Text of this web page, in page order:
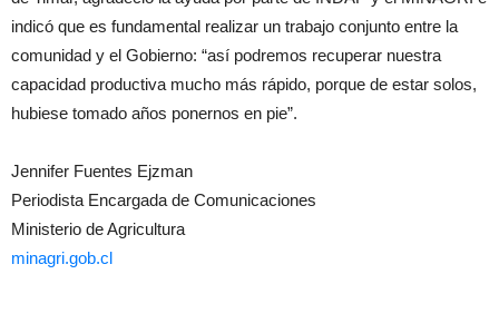
indicó que es fundamental realizar un trabajo conjunto entre la
comunidad y el Gobierno: “así podremos recuperar nuestra
capacidad productiva mucho más rápido, porque de estar solos,
hubiese tomado años ponernos en pie”.
Jennifer Fuentes Ejzman
Periodista Encargada de Comunicaciones
Ministerio de Agricultura
minagri.gob.cl